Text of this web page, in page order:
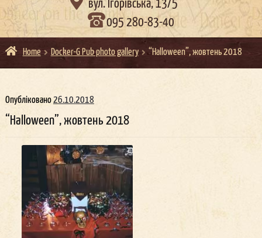
вул. Ігорівська, 13/5
095 280-83-40
Home Docker-G Pub photo gallery “Halloween”, жовтень 2018
Опубліковано26.10.2018
“Halloween”, жовтень 2018